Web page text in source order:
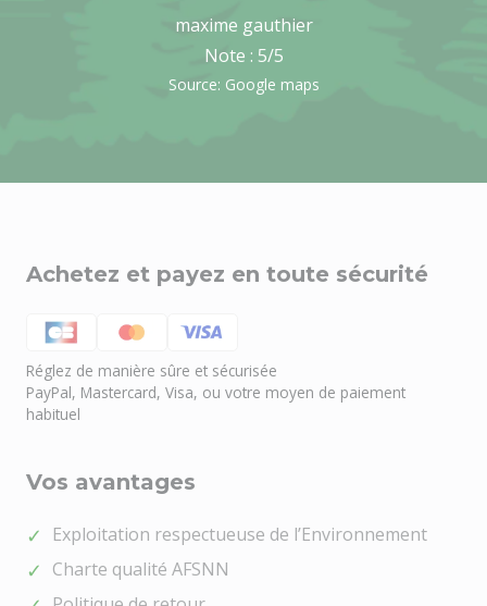
maxime gauthier
Note : 5/5
Source: Google maps
Achetez et payez en toute sécurité
Réglez de manière sûre et sécurisée
PayPal, Mastercard, Visa, ou votre moyen de paiement
habituel
Vos avantages
Exploitation respectueuse de l’Environnement
Charte qualité AFSNN